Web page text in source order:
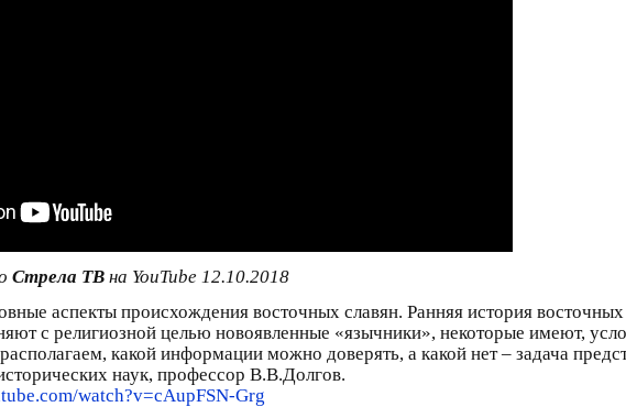
Стрела ТВ на YouTube 12.10.2018
аспекты происхождения восточных славян. Ранняя история
с религиозной целью новоявленные «язычники», некоторые имеют,
какой информации можно доверять, а какой нет – задача
наук, профессор В.В.Долгов.
watch?v=cAupFSN-Grg